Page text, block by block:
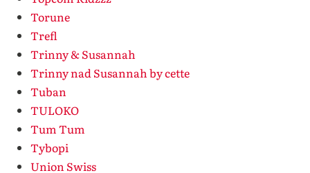
Torune
Trefl
Trinny & Susannah
Trinny nad Susannah by cette
Tuban
TULOKO
Tum Tum
Tybopi
Union Swiss